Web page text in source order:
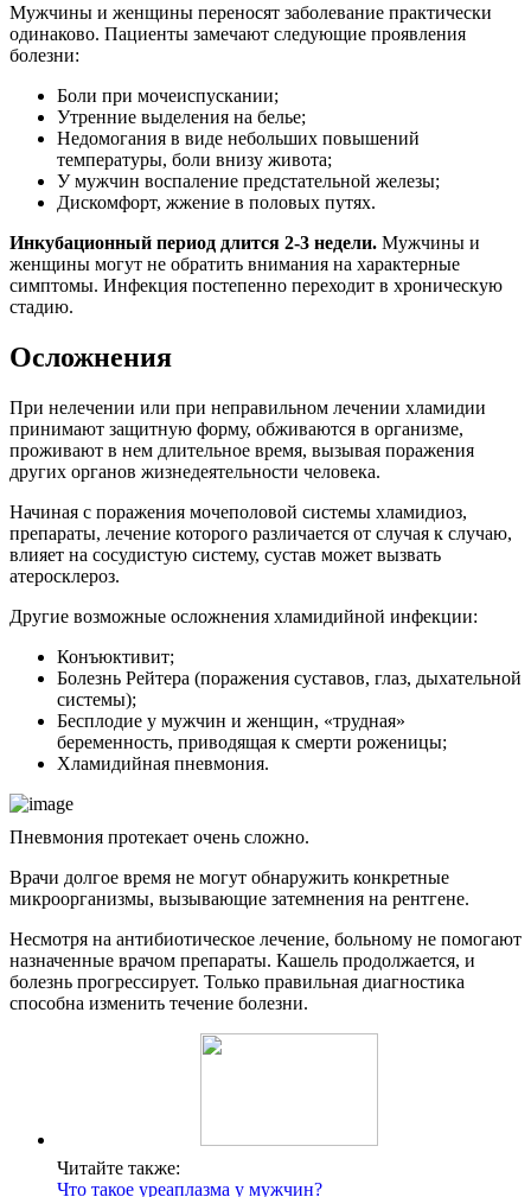
Мужчины и женщины переносят заболевание практически
одинаково. Пациенты замечают следующие проявления
болезни:
Боли при мочеиспускании;
Утренние выделения на белье;
Недомогания в виде небольших повышений
температуры, боли внизу живота;
У мужчин воспаление предстательной железы;
Дискомфорт, жжение в половых путях.
Инкубационный период длится 2-3 недели. Мужчины и
женщины могут не обратить внимания на характерные
симптомы. Инфекция постепенно переходит в хроническую
стадию.
Осложнения
При нелечении или при неправильном лечении хламидии
принимают защитную форму, обживаются в организме,
проживают в нем длительное время, вызывая поражения
других органов жизнедеятельности человека.
Начиная с поражения мочеполовой системы хламидиоз,
препараты, лечение которого различается от случая к случаю,
влияет на сосудистую систему, сустав может вызвать
атеросклероз.
Другие возможные осложнения хламидийной инфекции:
Конъюктивит;
Болезнь Рейтера (поражения суставов, глаз, дыхательной
системы);
Бесплодие у мужчин и женщин, «трудная»
беременность, приводящая к смерти роженицы;
Хламидийная пневмония.
Пневмония протекает очень сложно.
Врачи долгое время не могут обнаружить конкретные
микроорганизмы, вызывающие затемнения на рентгене.
Несмотря на антибиотическое лечение, больному не помогают
назначенные врачом препараты. Кашель продолжается, и
болезнь прогрессирует. Только правильная диагностика
способна изменить течение болезни.
Читайте также:
Что такое уреаплазма у мужчин?